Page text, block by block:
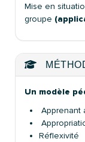
Mise en
groupe
Un modèle
Apprenant
Réflexivité